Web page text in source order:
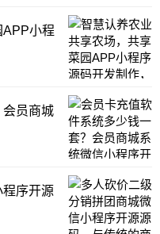
小程
会员商城
序开源